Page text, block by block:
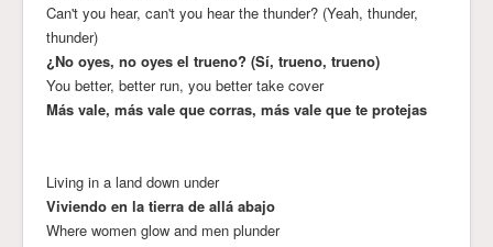
Can't you hear, can't you hear the thunder? (Yeah, thunder,
thunder)
¿No oyes, no oyes el trueno? (Sí, trueno, trueno)
You better, better run, you better take cover
Más vale, más vale que corras, más vale que te protejas
Living in a land down under
Viviendo en la tierra de allá abajo
Where women glow and men plunder